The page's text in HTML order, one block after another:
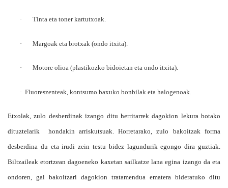
· Tinta eta toner kartutxoak.
· Margoak eta brotxak (ondo itxita).
· Motore olioa (plastikozko bidoietan eta ondo itxita).
· Fluoreszenteak, kontsumo baxuko bonbilak eta halogenoak.
Etxolak, zulo desberdinak izango ditu herritarrek dagokion lekura botako
dituztelarik
hondakin arriskutsuak. Horretarako, zulo bakoitzak forma
desberdina du eta irudi zein testu bidez lagundurik egongo dira guztiak.
Biltzaileak etortzean dagoeneko kaxetan sailkatze lana egina izango da eta
ondoren, gai bakoitzari dagokion tratamendua ematera bideratuko ditu